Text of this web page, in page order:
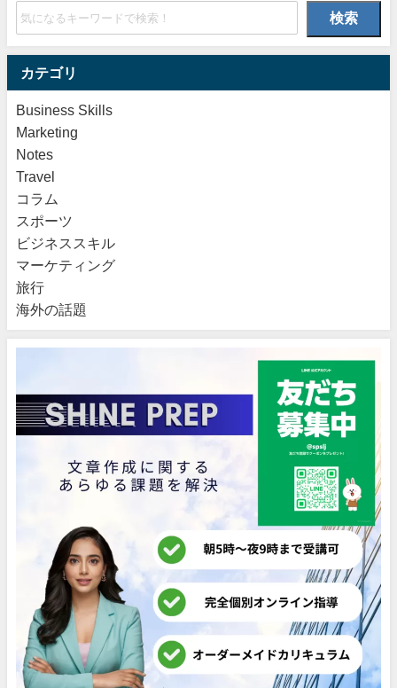
検索
カテゴリ
Business Skills
Marketing
Notes
Travel
コラム
スポーツ
ビジネススキル
マーケティング
旅行
海外の話題